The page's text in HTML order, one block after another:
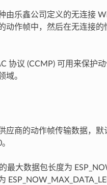
由乐鑫公司定义的无连接
动作帧中，然后在无连接
协议 (CCMP) 可用来保护
域。
应商的动作帧传输数据，
最大数据包长度为